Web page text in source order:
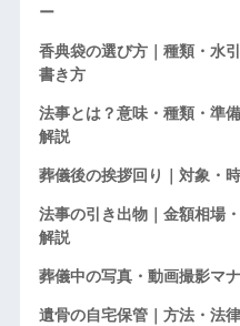
ー
香典袋の選び方｜種類・水
書き方
法事とは？意味・種類・準
解説
葬儀後の挨拶回り｜対象・
法事の引き出物｜金額相場
解説
葬儀中の写真・動画撮影マ
遺骨の自宅保管｜方法・法